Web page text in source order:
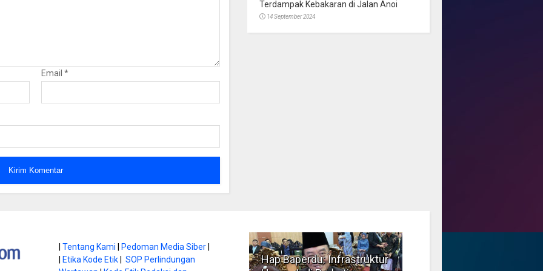
Email *
Terdampak Kebakaran di Jalan Anoi
14 September 2024
|Tentang Kami Pedoman Media Siber
Etika Kode Etik |SOP Perlindungan
di Gunung
Ini
Hap Baperdu: Infrastruktur